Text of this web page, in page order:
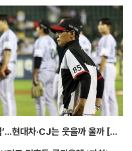
PGA 투어 ‘승강제 도입’...현대차·CJ는 웃을까 울까 [박호윤의 IN&OUT]